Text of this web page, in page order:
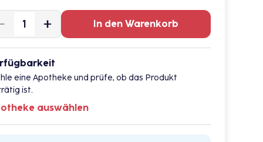
In den Warenkorb
eine Apotheke und prüfe, ob das Produkt
ist.
auswählen